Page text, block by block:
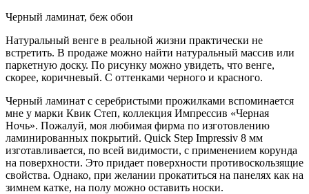
Черный ламинат, беж обои
Натуральный венге в реальной жизни практически не
встретить. В продаже можно найти натуральный массив или
паркетную доску. По рисунку можно увидеть, что венге,
скорее, коричневый. С оттенками черного и красного.
Черный ламинат с серебристыми прожилками вспоминается
мне у марки Квик Степ, коллекция Импрессив «Черная
Ночь». Пожалуй, моя любимая фирма по изготовлению
ламинированных покрытий. Quick Step Impressiv 8 мм
изготавливается, по всей видимости, с применением корунда
на поверхности. Это придает поверхности противоскользящие
свойства. Однако, при желании прокатиться на панелях как на
зимнем катке, на полу можно оставить носки.